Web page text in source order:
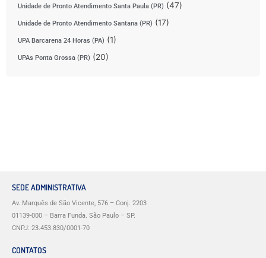
Unidade de Pronto Atendimento Santa Paula (PR) (47)
Unidade de Pronto Atendimento Santana (PR) (17)
UPA Barcarena 24 Horas (PA) (1)
UPAs Ponta Grossa (PR) (20)
SEDE ADMINISTRATIVA
Av. Marquês de São Vicente, 576 – Conj. 2203
01139-000 – Barra Funda. São Paulo – SP.
CNPJ: 23.453.830/0001-70
CONTATOS